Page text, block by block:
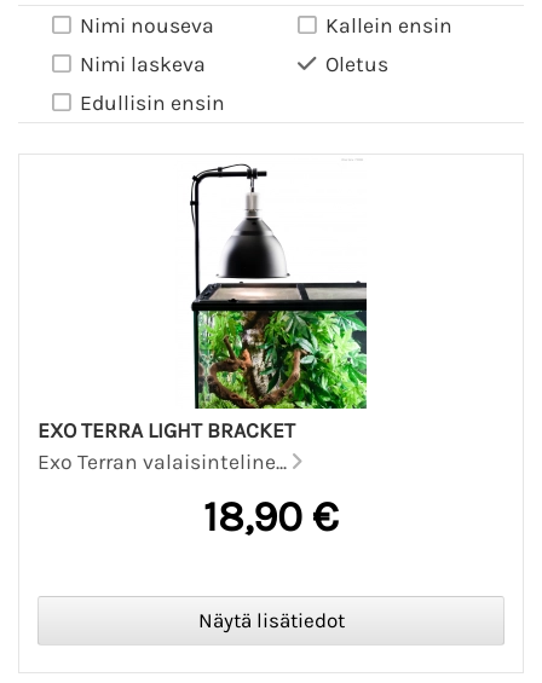
Nimi nouseva
Nimi laskeva
Edullisin ensin
Kallein ensin
Oletus
EXO TERRA LIGHT BRACKET
Exo Terran valaisinteline...
18,90 €